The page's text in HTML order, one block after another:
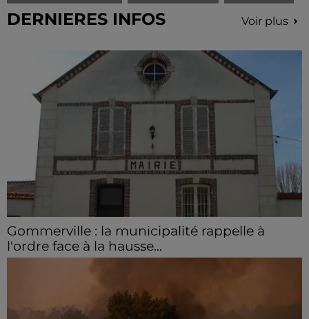
DERNIERES INFOS Voir plus
Gommerville : la municipalité rappelle à
l'ordre face à la hausse...
Incrustation de déchets, déjections sur les sites
hausse des incivilités, la mairie de Gommerville
hausse...